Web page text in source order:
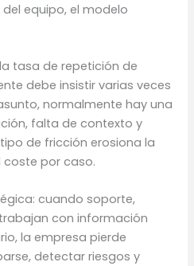
equipo, el modelo
tasa de repetición de
debe insistir varias veces
normalmente hay una
falta de contexto y
de fricción erosiona la
coste por caso.
cuando soporte,
con información
la empresa pierde
detectar riesgos y